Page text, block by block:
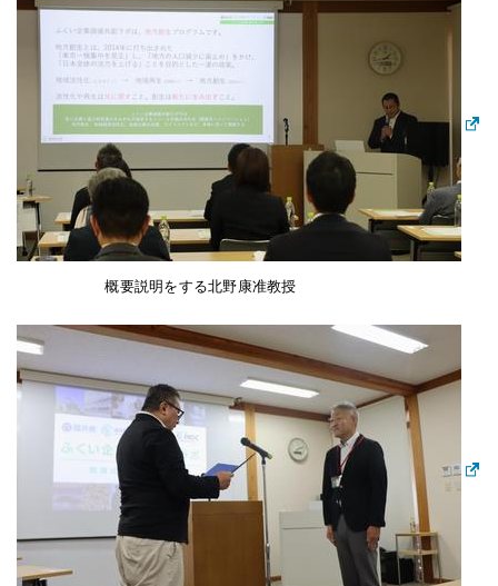
概要説明をする北野康准教授